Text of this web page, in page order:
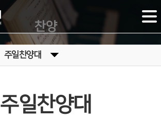
찬양
주일찬양대
주일찬양대